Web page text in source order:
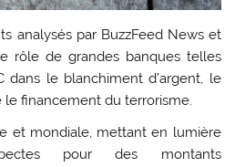
analysés par BuzzFeed News et
rôle de grandes banques telles
dans le blanchiment d’argent, le
financement du terrorisme.
et mondiale, mettant en lumière
pour des montants